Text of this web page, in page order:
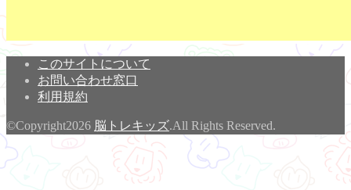
このサイトについて
お問い合わせ窓口
利用規約
©Copyright2026 脳トレキッズ.All Rights Reserved.